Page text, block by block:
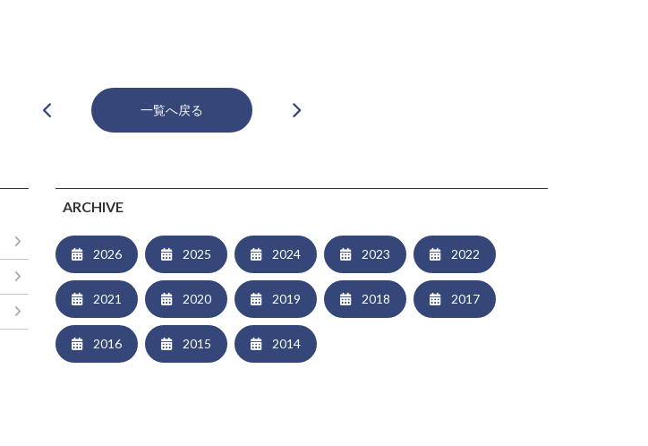
一覧へ戻る
ARCHIVE
2026 2025 2024 2023 2022
2021 2020 2019 2018 2017
2016 2015 2014